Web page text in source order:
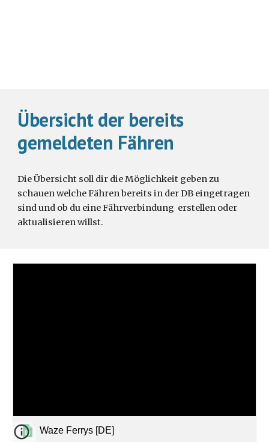
Übersicht der bereits
gemeldeten Fähren
Die Übersicht soll dir die Möglichkeit geben zu
schauen welche Fähren bereits in der DB eingetragen
sind und ob du eine Fährverbindung erstellen oder
aktualisieren willst.
Waze Ferrys [DE]